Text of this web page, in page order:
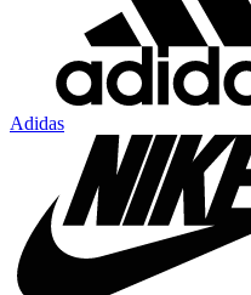
Adidas